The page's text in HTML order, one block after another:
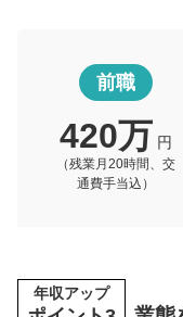
前職
420万 円
（残業月20時間、交
通費手当込）
年収アップ